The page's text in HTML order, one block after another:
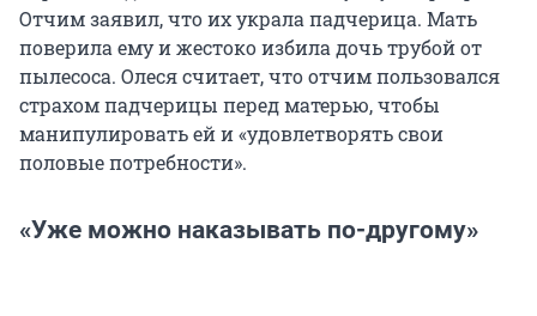
Отчим заявил, что их украла падчерица. Мать
поверила ему и жестоко избила дочь трубой от
пылесоса. Олеся считает, что отчим пользовался
страхом падчерицы перед матерью, чтобы
манипулировать ей и «удовлетворять свои
половые потребности».
«Уже можно наказывать по-другому»